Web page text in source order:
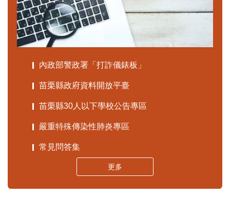
內政部警政署「打詐儀錶板」
苗栗縣政府資料開放平臺
苗栗縣30人以下學校公告專區
嚴重特殊傳染性肺炎專區
常見問答集
更多